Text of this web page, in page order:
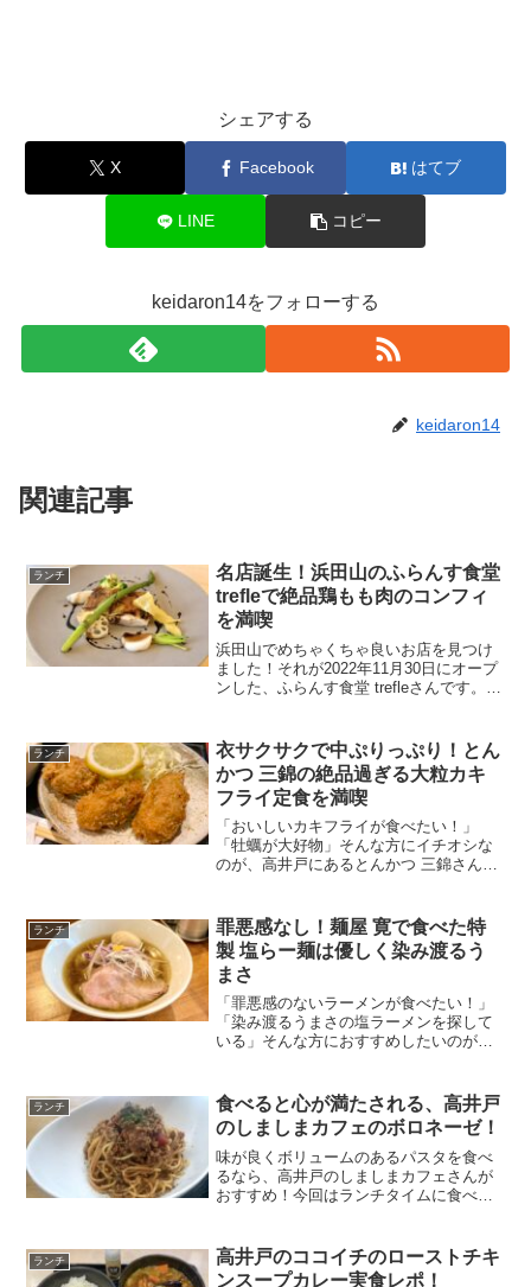
シェアする
X Facebook はてブ
LINE コピー
keidaron14をフォローする
keidaron14
関連記事
ランチ
名店誕生！浜田山のふらんす食堂
trefleで絶品鶏もも肉のコンフィ
を満喫
浜田山でめちゃくちゃ良いお店を見つけ
ました！それが2022年11月30日にオープ
ンした、ふらんす食堂 trefleさんです。フ
えて幸せ噛み締められるメニューが食べ
られま...
ランチ
衣サクサクで中ぷりっぷり！とん
かつ 三錦の絶品過ぎる大粒カキ
フライ定食を満喫
「おいしいカキフライが食べたい！」
「牡蠣が大好物」そんな方にイチオシな
のが、高井戸にあるとんかつ 三錦さん。
でカキフライが楽しめますよ！今回はと
んかつ 三錦さんで食べた...
ランチ
罪悪感なし！麺屋 寛で食べた特
製 塩らー麺は優しく染み渡るう
まさ
「罪悪感のないラーメンが食べたい！」
「染み渡るうまさの塩ラーメンを探して
いる」そんな方におすすめしたいのが、
ればほっこりする、癒しの一杯が楽しめ
ますよ！今回は麺屋 寛...
ランチ
食べると心が満たされる、高井戸
のしましまカフェのボロネーゼ！
味が良くボリュームのあるパスタを食べ
るなら、高井戸のしましまカフェさんが
おすすめ！今回はランチタイムに食べら
るボロネーゼは、食べるだけで心を満た
すことができます！
ランチ
高井戸のココイチのローストチキ
ンスープカレー実食レポ！